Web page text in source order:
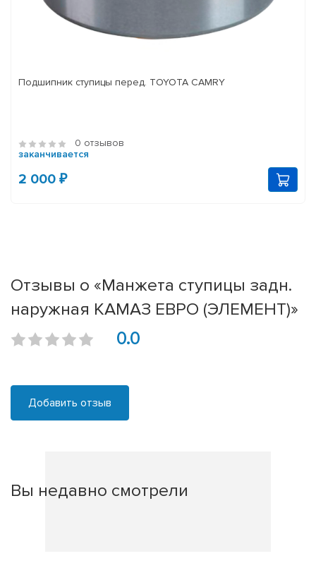
Подшипник ступицы перед. TOYOTA CAMRY
0 отзывов
заканчивается
2 000 ₽
Отзывы о «Манжета ступицы задн.
наружная КАМАЗ ЕВРО (ЭЛЕМЕНТ)»
0.0
Добавить отзыв
Вы недавно смотрели